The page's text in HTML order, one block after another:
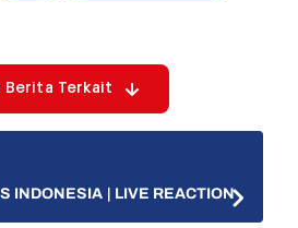
Berita Terkait
INDONESIA | LIVE REACTION